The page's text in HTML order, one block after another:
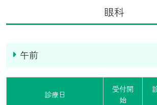
眼科
午前
診療日
受付開
始